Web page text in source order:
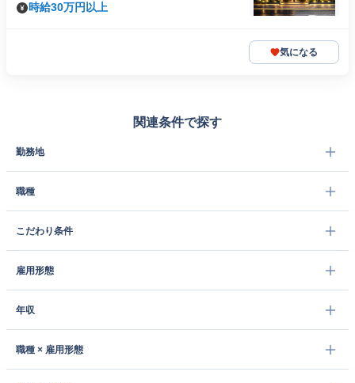
時給30万円以上
気になる
関連条件で探す
勤務地
職種
こだわり条件
雇用形態
年収
職種 × 雇用形態